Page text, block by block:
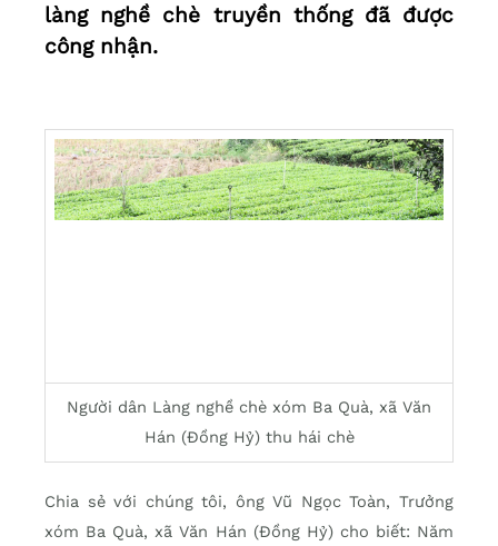
làng nghề chè truyền thống đã được
công nhận.
Người dân Làng nghề chè xóm Ba Quà, xã Văn
Hán (Đồng Hỷ) thu hái chè
Chia sẻ với chúng tôi, ông Vũ Ngọc Toàn, Trưởng
xóm Ba Quà, xã Văn Hán (Đồng Hỷ) cho biết: Năm